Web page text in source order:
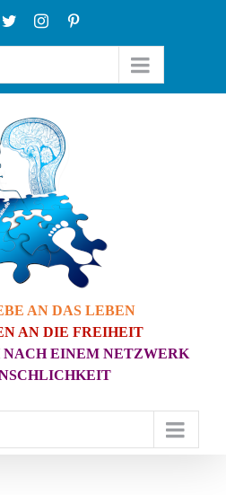
TwitterInstagram
AN DAS LEBEN
AN DIE FREIHEIT
NACH EINEM NETZWERK